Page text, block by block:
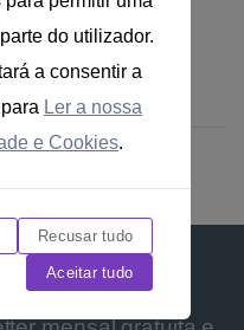
do utilizador.
a consentir a
Ler a nossa
e Cookies.
Recusar tudo
Aceitar tudo